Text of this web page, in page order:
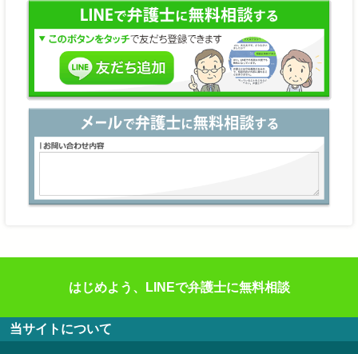
はじめよう、LINEで弁護士に無料相談
当サイトについて